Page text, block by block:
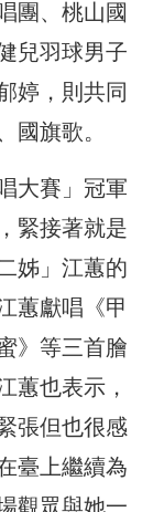
團、桃山國
兒羽球男子
婷，則共同
國旗歌。
大賽」冠軍
緊接著就是
姊」江蕙的
蕙獻唱《甲
》等三首膾
蕙也表示，
張但也很感
臺上繼續為
觀眾與她一